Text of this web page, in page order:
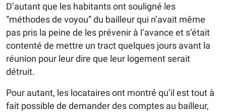
D’autant que les habitants ont souligné les
“méthodes de voyou” du bailleur qui n’avait même
pas pris la peine de les prévenir à l’avance et s’était
contenté de mettre un tract quelques jours avant la
réunion pour leur dire que leur logement serait
détruit.
Pour autant, les locataires ont montré qu’il est tout à
fait possible de demander des comptes au bailleur,